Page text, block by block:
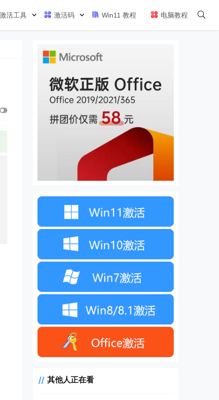
激活工具 激活码 Win11 教程 电脑教程
其他人正在看